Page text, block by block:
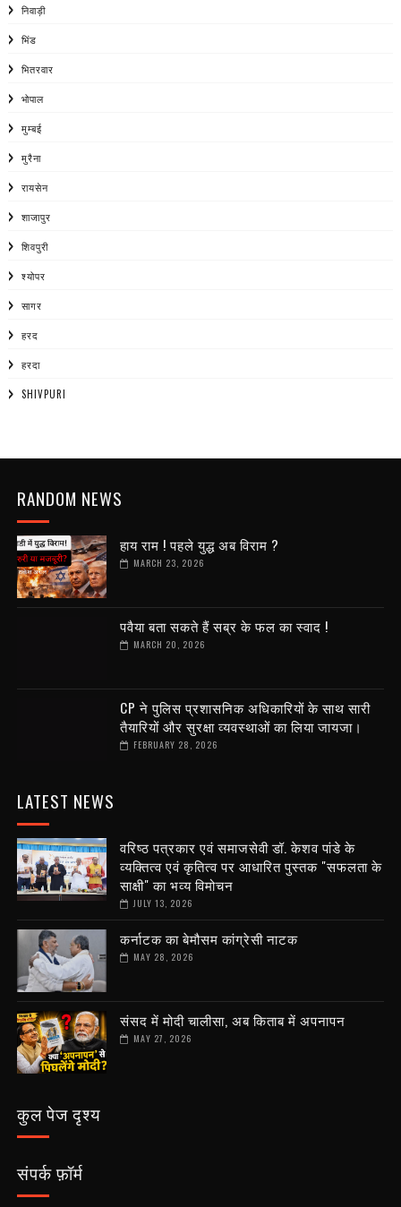
निवाड़ी
भिंड
भितरवार
भोपाल
मुम्बई
मुरैना
रायसेन
शाजापुर
शिवपुरी
श्योपर
सागर
हरद
हरदा
SHIVPURI
RANDOM NEWS
हाय राम ! पहले युद्ध अब विराम ?
MARCH 23, 2026
पवैया बता सकते हैं सब्र के फल का स्वाद !
MARCH 20, 2026
CP ने पुलिस प्रशासनिक अधिकारियों के साथ सारी
तैयारियों और सुरक्षा व्यवस्थाओं का लिया जायजा।
FEBRUARY 28, 2026
LATEST NEWS
वरिष्ठ पत्रकार एवं समाजसेवी डॉ. केशव पांडे के
व्यक्तित्व एवं कृतित्व पर आधारित पुस्तक "सफलता के
साक्षी" का भव्य विमोचन
JULY 13, 2026
कर्नाटक का बेमौसम कांग्रेसी नाटक
MAY 28, 2026
संसद में मोदी चालीसा, अब किताब में अपनापन
MAY 27, 2026
कुल पेज दृश्य
संपर्क फ़ॉर्म